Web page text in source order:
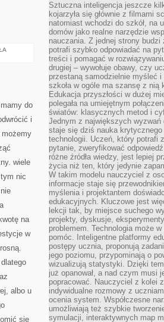
do
i
możemy
wiele
nic
na
w
albo u
się
Sztuczna inteligencja jeszcze
kojarzyła się głównie z filmami
natomiast wchodzi do szkół, na
domów jako realne narzędzie
nauczania. Z jednej strony budzi
potrafi szybko odpowiadać na
treści i pomagać w
drugiej – wywołuje obawy, czy
przestaną samodzielnie myśleć
szkoła w ogóle ma szansę z nią
Edukacja przyszłości w dużej
polegała na umiejętnym
światów: klasycznych metod i
Jednym z największych wyzwań
staje się dziś nauka
technologii. Uczeń, który potrafi
pytanie, zweryfikować
różne źródła wiedzy, jest lepiej
życia niż ten, który jedynie
W takim modelu nauczyciel z
informacje staje się
myślenia i projektantem
edukacyjnych. Kluczowe jest
lekcji tak, by miejsce suchego
projekty, dyskusje,
problemem. Technologia może
pomóc. Inteligentne platformy
postępy ucznia, proponują
jego poziomu, przypominają o
wizualizują statystyki. Dzięki
już opanował, a nad czym musi
popracować. Nauczyciel z kolei
indywidualne rozmowy z
ocenia system. Współczesne
umożliwiają też szybkie
symulacji, interaktywnych map